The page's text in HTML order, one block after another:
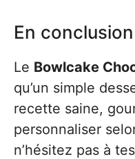
En conclusion
Le Bowlcake
qu’un simple
recette saine,
personnaliser
n’hésitez pas à